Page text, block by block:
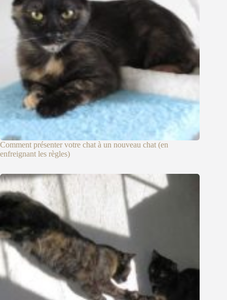
Comment présenter votre chat à un nouveau chat (en
enfreignant les règles)